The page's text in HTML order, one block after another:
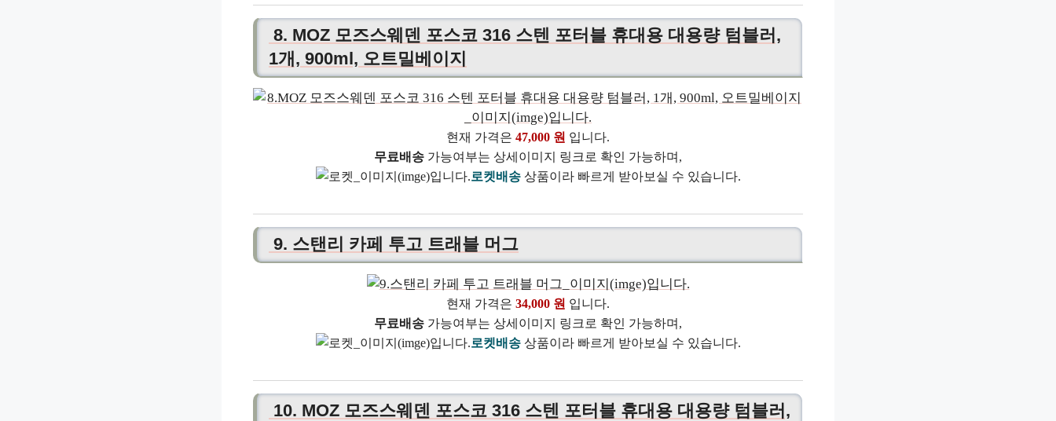
8. MOZ 모즈스웨덴 포스코 316 스텐 포터블 휴대용 대용량 텀블러,
1개, 900ml, 오트밀베이지
현재 가격은 47,000 원 입니다.
무료배송 가능여부는 상세이미지 링크로 확인 가능하며,
로켓배송상품이라 빠르게 받아보실 수 있습니다.
9. 스탠리 카페 투고 트래블 머그
현재 가격은 34,000 원 입니다.
무료배송 가능여부는 상세이미지 링크로 확인 가능하며,
로켓배송상품이라 빠르게 받아보실 수 있습니다.
10. MOZ 모즈스웨덴 포스코 316 스텐 포터블 휴대용 대용량 텀블러,